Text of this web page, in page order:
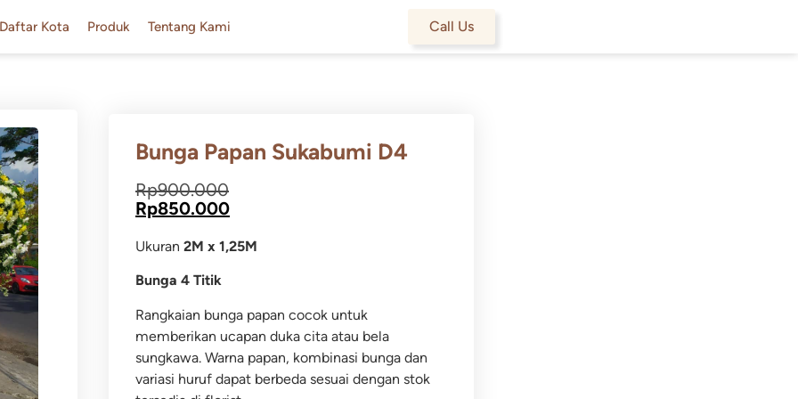
Daftar Kota Produk Tentang Kami Call Us
Bunga Papan Sukabumi D4
Rp900.000
Rp850.000
Ukuran 2M x 1,25M
Bunga 4 Titik
Rangkaian bunga papan cocok untuk
memberikan ucapan duka cita atau bela
sungkawa. Warna papan, kombinasi bunga dan
variasi huruf dapat berbeda sesuai dengan stok